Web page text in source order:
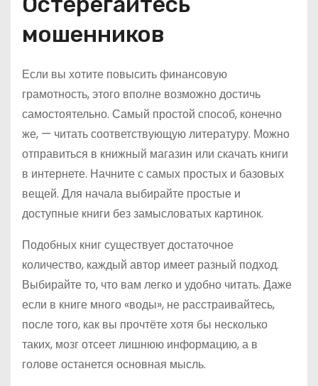
мошенников
Если вы хотите повысить финансовую
грамотность, этого вполне возможно достичь
самостоятельно. Самый простой способ, конечно
же, — читать соответствующую литературу. Можно
отправиться в книжный магазин или скачать книги
в интернете. Начните с самых простых и базовых
вещей. Для начала выбирайте простые и
доступные книги без замысловатых картинок.
Подобных книг существует достаточное
количество, каждый автор имеет разный подход.
Выбирайте то, что вам легко и удобно читать. Даже
если в книге много «воды», не расстраивайтесь,
после того, как вы прочтёте хотя бы несколько
таких, мозг отсеет лишнюю информацию, а в
голове останется основная мысль.